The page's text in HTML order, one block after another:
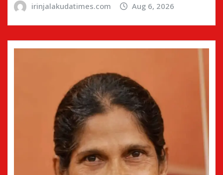
irinjalakudatimes.com Aug 6, 2026